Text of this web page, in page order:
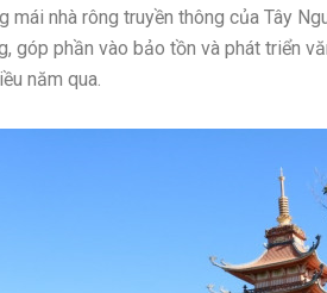
mái nhà rông truyền thông của Tây
góp phần vào bảo tồn và phát triển
năm qua.